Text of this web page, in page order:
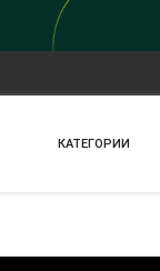
КАТЕГОРИИ